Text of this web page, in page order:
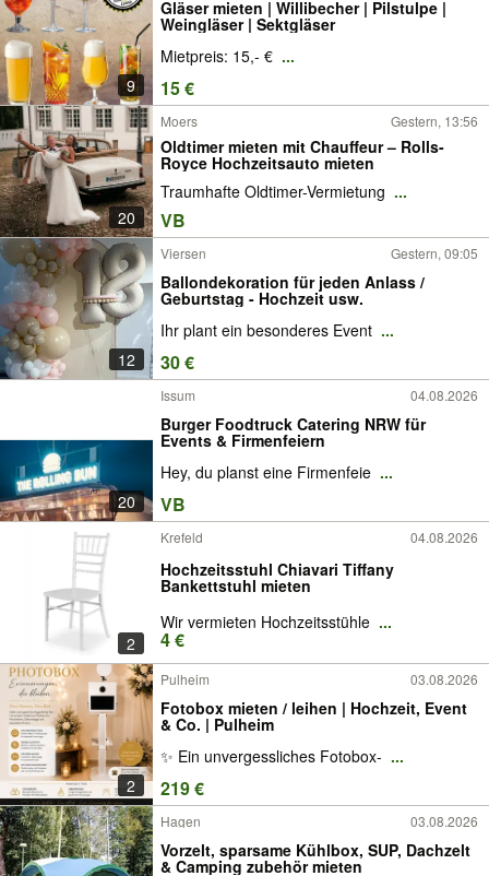
9
Gläser mieten | Willibecher | Pilstulpe |
Weingläser | Sektgläser
Mietpreis: 15,- € ...
15 €
20
Moers Gestern, 13:56
Oldtimer mieten mit Chauffeur – Rolls-
Royce Hochzeitsauto mieten
Traumhafte Oldtimer-Vermietung ...
VB
12
Viersen Gestern, 09:05
Ballondekoration für jeden Anlass /
Geburtstag - Hochzeit usw.
Ihr plant ein besonderes Event ...
30 €
20
Issum 04.08.2026
Burger Foodtruck Catering NRW für
Events & Firmenfeiern
Hey, du planst eine Firmenfeie ...
VB
2
Krefeld 04.08.2026
Hochzeitsstuhl Chiavari Tiffany
Bankettstuhl mieten
Wir vermieten Hochzeitsstühle ...
4 €
2
Pulheim 03.08.2026
Fotobox mieten / leihen | Hochzeit, Event
& Co. | Pulheim
✨ Ein unvergessliches Fotobox- ...
219 €
Hagen 03.08.2026
Vorzelt, sparsame Kühlbox, SUP, Dachzelt
& Camping zubehör mieten